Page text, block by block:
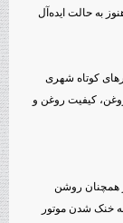
به حالت ایده‌آل
کوتاه شهری
کیفیت روغن و
همچنان روشن
خنک شدن موتور